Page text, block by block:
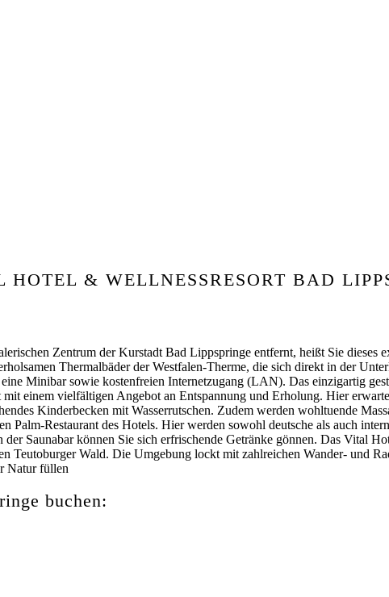
HOTEL & WELLNESSRESORT BAD
Zentrum der Kurstadt Bad Lippspringe entfernt, heißt Sie
Thermalbäder der Westfalen-Therme, die sich direkt in der
Minibar sowie kostenfreien Internetzugang (LAN). Das einzigartig
einem vielfältigen Angebot an Entspannung und Erholung. Hier
Kinderbecken mit Wasserrutschen. Zudem werden wohltuende
Palm-Restaurant des Hotels. Hier werden sowohl deutsche als auch
Saunabar können Sie sich erfrischende Getränke gönnen. Das Vital
Teutoburger Wald. Die Umgebung lockt mit zahlreichen Wander- und
Natur füllen
buchen: